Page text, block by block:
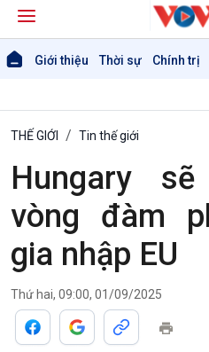
Giới thiệu Thời sự Chính trị
Giới thiệu
THẾ GIỚI Tin thế giới
Hungary
vòng đàm
gia nhập EU
Thứ hai, 09:00, 01/09/2025